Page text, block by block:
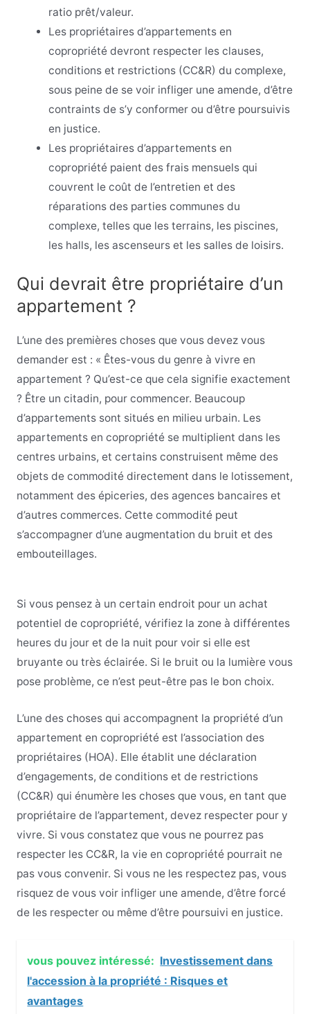
ratio prêt/valeur.
Les propriétaires d’appartements en
copropriété devront respecter les clauses,
conditions et restrictions (CC&R) du complexe,
sous peine de se voir infliger une amende, d’être
contraints de s’y conformer ou d’être poursuivis
en justice.
Les propriétaires d’appartements en
copropriété paient des frais mensuels qui
couvrent le coût de l’entretien et des
réparations des parties communes du
complexe, telles que les terrains, les piscines,
les halls, les ascenseurs et les salles de loisirs.
Qui devrait être propriétaire d’un
appartement ?
L’une des premières choses que vous devez vous
demander est : « Êtes-vous du genre à vivre en
appartement ? Qu’est-ce que cela signifie exactement
? Être un citadin, pour commencer. Beaucoup
d’appartements sont situés en milieu urbain. Les
appartements en copropriété se multiplient dans les
centres urbains, et certains construisent même des
objets de commodité directement dans le lotissement,
notamment des épiceries, des agences bancaires et
d’autres commerces. Cette commodité peut
s’accompagner d’une augmentation du bruit et des
embouteillages.
Si vous pensez à un certain endroit pour un achat
potentiel de copropriété, vérifiez la zone à différentes
heures du jour et de la nuit pour voir si elle est
bruyante ou très éclairée. Si le bruit ou la lumière vous
pose problème, ce n’est peut-être pas le bon choix.
L’une des choses qui accompagnent la propriété d’un
appartement en copropriété est l’association des
propriétaires (HOA). Elle établit une déclaration
d’engagements, de conditions et de restrictions
(CC&R) qui énumère les choses que vous, en tant que
propriétaire de l’appartement, devez respecter pour y
vivre. Si vous constatez que vous ne pourrez pas
respecter les CC&R, la vie en copropriété pourrait ne
pas vous convenir. Si vous ne les respectez pas, vous
risquez de vous voir infliger une amende, d’être forcé
de les respecter ou même d’être poursuivi en justice.
vous pouvez intéressé: Investissement dans
l'accession à la propriété : Risques et
avantages